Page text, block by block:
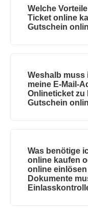
Welche
Ticket online
Gutschein
Weshalb muss
meine E-Mail-
Onlineticket zu
Gutschein
Was benötige
online kaufen
online
Dokumente